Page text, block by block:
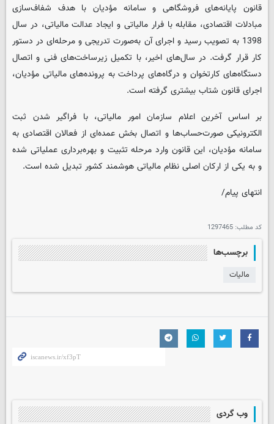
قانون پایانه‌های فروشگاهی و سامانه مؤدیان با هدف شفاف‌سازی
مبادلات اقتصادی، مقابله با فرار مالیاتی و ایجاد عدالت مالیاتی، در سال
1398 به تصویب رسید و اجرای آن به‌صورت تدریجی و مرحله‌ای در دستور
کار قرار گرفت. در سال‌های اخیر، با تکمیل زیرساخت‌های فنی و اتصال
دستگاه‌های کارتخوان و درگاه‌های پرداخت به پرونده‌های مالیاتی مؤدیان،
اجرای قانون شتاب بیشتری گرفته است.
بر اساس آخرین اعلام سازمان امور مالیاتی، با فراگیر شدن ثبت
الکترونیکی صورت‌حساب‌ها و اتصال بخش عمده‌ای از فعالان اقتصادی به
سامانه مؤدیان، این قانون وارد مرحله تثبیت و بهره‌برداری عملیاتی شده
و به یکی از ارکان اصلی نظام مالیاتی هوشمند کشور تبدیل شده است.
انتهای پیام/
کد مطلب: 1297465
برچسب‌ها
مالیات
وب گردی